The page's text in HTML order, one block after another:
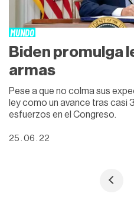
MUNDO
Biden promulga
armas
Pese a que no colma sus
ley como un avance tras casi
esfuerzos en el Congreso.
25 . 06 . 22